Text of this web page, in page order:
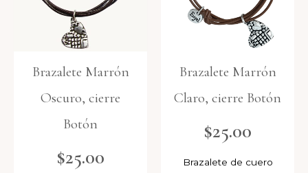
Brazalete Marrón
Oscuro, cierre
Botón
$25.00
Brazalete Marrón
Claro, cierre Botón
$25.00
Brazalete de cuero